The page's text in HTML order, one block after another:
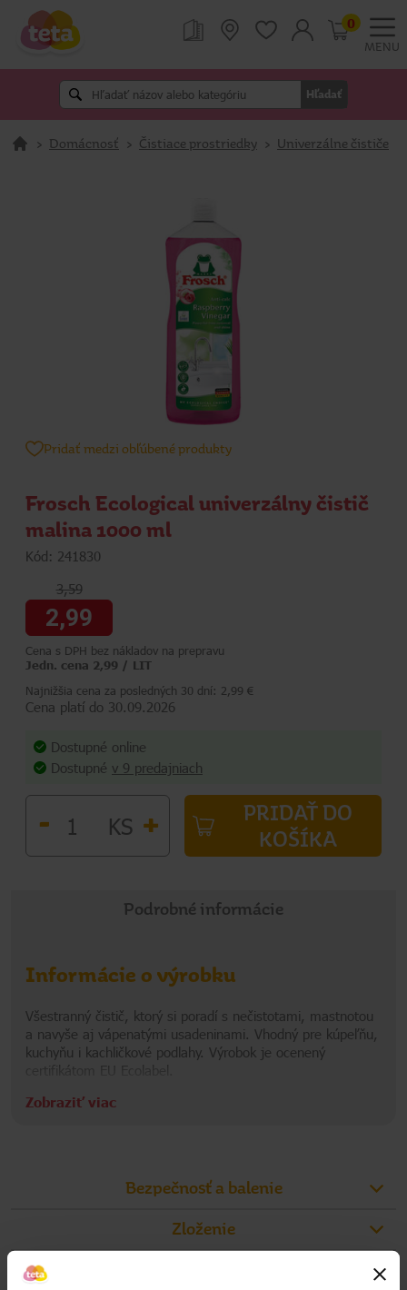
MENU
Hľadať
0
> Domácnosť > Čistiace prostriedky > Univerzálne čističe
Pridať medzi obľúbené produkty
Frosch Ecological univerzálny čistič
malina 1000 ml
Kód: 241830
3,59
2,99
Cena s DPH bez nákladov na prepravu
Jedn. cena 2,99 / LIT
Najnižšia cena za posledných 30 dní: 2,99 €
Cena platí do 30.09.2026
Dostupné online
Dostupné v 9 predajniach
- KS +
PRIDAŤ DO
KOŠÍKA
Podrobné informácie
Informácie o výrobku
Všestranný čistič, ktorý si poradí s nečistotami, mastnotou
a navyše aj vápenatými usadeninami. Vhodný pre kúpeľňu,
kuchyňu i kachličkové podlahy. Výrobok je ocenený
certifikátom EU Ecolabel.
Vďaka receptúre obsahujúcej malinový ocot odstraňuje
malinách. Produkt je po použití úplne biologicky
rozložiteľný. Fľaša je vyrobená zo 100 % recyklátu a po
Zobraziť viac
Bezpečnosť a balenie
Zloženie